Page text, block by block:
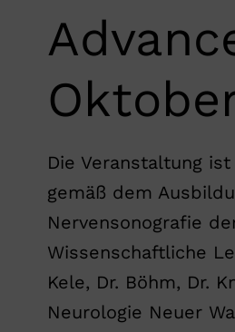
Die Veranstaltung
gemäß dem
Nervensonografie der
Wissenschaftliche
Kele, Dr. Böhm, Dr.
Neurologie Neuer